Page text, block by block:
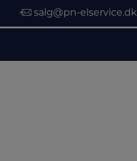
salg@pn-elservice.dk